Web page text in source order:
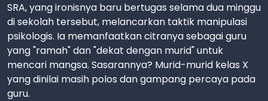
SRA, yang ironisnya baru bertugas selama dua minggu
di sekolah tersebut, melancarkan taktik manipulasi
psikologis. Ia memanfaatkan citranya sebagai guru
yang "ramah" dan "dekat dengan murid" untuk
mencari mangsa. Sasarannya? Murid-murid kelas X
yang dinilai masih polos dan gampang percaya pada
guru.